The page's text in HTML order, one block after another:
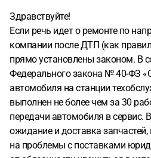
Здравствуйте!
Если речь идет о ремонте по
компании после ДТП (как
прямо установлены законом. В
Федерального закона № 40-ФЗ
автомобиля на станции
выполнен не более чем за 30
передачи автомобиля в сервис.
ожидание и доставка
на проблемы с поставками